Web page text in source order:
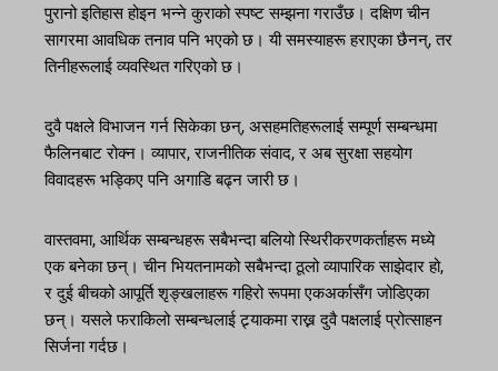
पुरानो इतिहास होइन भन्ने कुराको स्पष्ट सम्झना गराउँछ। दक्षिण चीन
सागरमा आवधिक तनाव पनि भएको छ। यी समस्याहरू हराएका छैनन्, तर
तिनीहरूलाई व्यवस्थित गरिएको छ।
दुवै पक्षले विभाजन गर्न सिकेका छन्, असहमतिहरूलाई सम्पूर्ण सम्बन्धमा
फैलिनबाट रोक्न। व्यापार, राजनीतिक संवाद, र अब सुरक्षा सहयोग
विवादहरू भड्किए पनि अगाडि बढ्न जारी छ।
वास्तवमा, आर्थिक सम्बन्धहरू सबैभन्दा बलियो स्थिरीकरणकर्ताहरू मध्ये
एक बनेका छन्। चीन भियतनामको सबैभन्दा ठूलो व्यापारिक साझेदार हो,
र दुई बीचको आपूर्ति शृङ्खलाहरू गहिरो रूपमा एकअर्कासँग जोडिएका
छन्। यसले फराकिलो सम्बन्धलाई ट्र्याकमा राख्न दुवै पक्षलाई प्रोत्साहन
सिर्जना गर्दछ।